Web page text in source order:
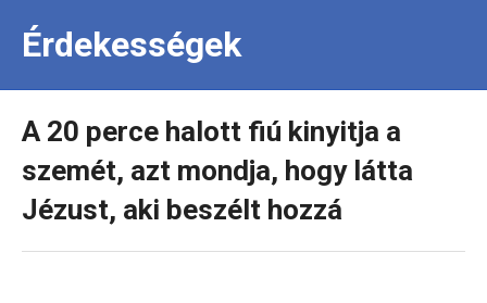
Érdekességek
A 20 perce halott fiú kinyitja a
szemét, azt mondja, hogy látta
Jézust, aki beszélt hozzá